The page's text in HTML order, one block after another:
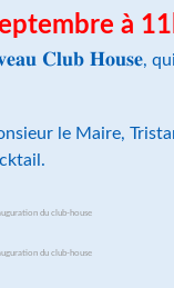
à
𝐂𝐥𝐮𝐛 𝐇𝐨𝐮𝐬𝐞,
le Maire,